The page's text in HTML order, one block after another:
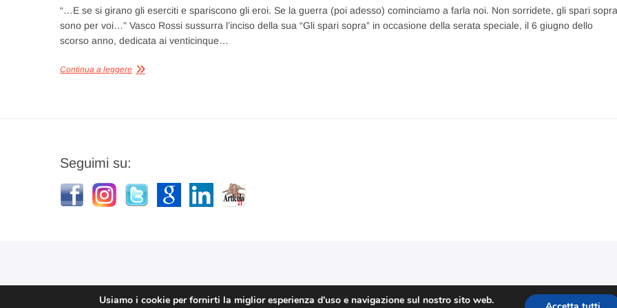
“…E se si girano gli eserciti e spariscono gli eroi. Se la guerra (poi adesso) cominciamo a farla noi. Non sorridete, gli spari
sono per voi…” Vasco Rossi sussurra l’inciso della sua “Gli spari sopra” in occasione della serata speciale, il 6 giugno dello
scorso anno, dedicata ai venticinque…
Continua a leggere
Seguimi su:
Usiamo i cookie per fornirti la miglior esperienza d'uso e navigazione sul nostro sito web.